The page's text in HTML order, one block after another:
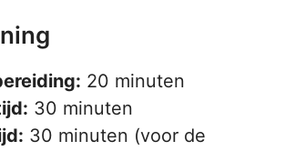
20 minuten
30 minuten
30 minuten (voor de